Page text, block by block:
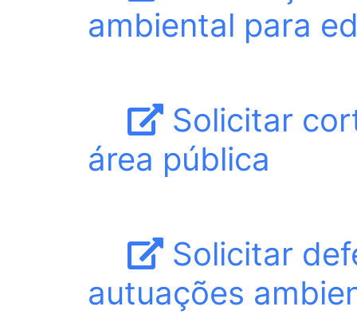
ambiental para
Solicitar
área pública
Solicitar
autuações